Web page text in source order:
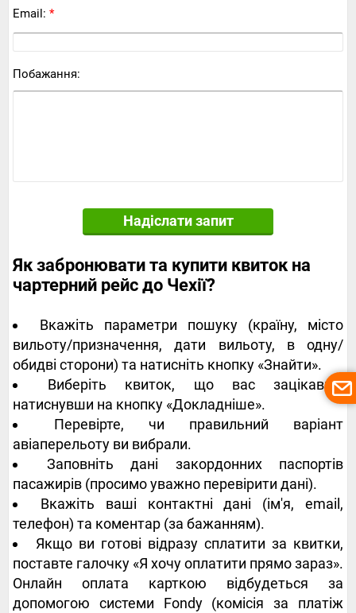
Email: *
Побажання:
Надіслати запит
Як забронювати та купити квиток на
чартерний рейс до Чехії?
Вкажіть параметри пошуку (країну, місто
вильоту/призначення, дати вильоту, в одну/
обидві сторони) та натисніть кнопку «Знайти».
Виберіть квиток, що вас зацікавив,
натиснувши на кнопку «Докладніше».
Перевірте, чи правильний варіант
авіаперельоту ви вибрали.
Заповніть дані закордонних паспортів
пасажирів (просимо уважно перевірити дані).
Вкажіть ваші контактні дані (ім'я, email,
телефон) та коментар (за бажанням).
Якщо ви готові відразу сплатити за квитки,
поставте галочку «Я хочу оплатити прямо зараз».
Онлайн оплата карткою відбудеться за
допомогою системи Fondy (комісія за платіж